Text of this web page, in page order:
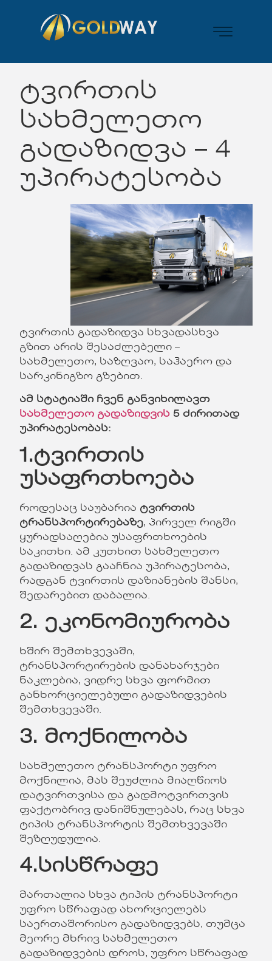
ტვირთის
სახმელეთო
გადაზიდვა – 4
უპირატესობა
ტვირთის გადაზიდვა სხვადასხვა
გზით არის შესაძლებელი –
სახმელეთო, საზღვაო, საჰაერო და
სარკინიგზო გზებით.
ამ სტატიაში ჩვენ განვიხილავთ
სახმელეთო გადაზიდვის 5 ძირითად
უპირატესობას:
1.ტვირთის
უსაფრთხოება
როდესაც საუბარია ტვირთის
ტრანსპორტირებაზე, პირველ რიგში
ყურადსაღებია უსაფრთხოების
საკითხი. ამ კუთხით სახმელეთო
გადაზიდვას გააჩნია უპირატესობა,
რადგან ტვირთის დაზიანების შანსი,
შედარებით დაბალია.
2. ეკონომიურობა
ხშირ შემთხვევაში,
ტრანსპორტირების დანახარჯები
ნაკლებია, ვიდრე სხვა ფორმით
განხორციელებული გადაზიდვების
შემთხვევაში.
3. მოქნილობა
სახმელეთო ტრანსპორტი უფრო
მოქნილია, მას შეუძლია მიაღწიოს
დატვირთვისა და გადმოტვირთვის
ფაქტობრივ დანიშნულებას, რაც სხვა
ტიპის ტრანსპორტის შემთხვევაში
შეზღუდულია.
4.სისწრაფე
მართალია სხვა ტიპის ტრანსპორტი
უფრო სწრაფად ახორციელებს
საერთაშორისო გადაზიდვებს, თუმცა
მეორე მხრივ სახმელეთო
გადაზიდვების დროს, უფრო სწრაფად